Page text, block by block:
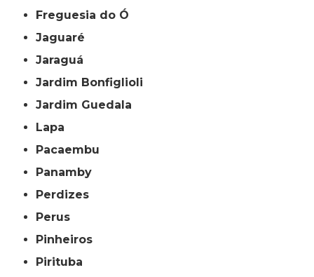
Freguesia do Ó
Jaguaré
Jaraguá
Jardim Bonfiglioli
Jardim Guedala
Lapa
Pacaembu
Panamby
Perdizes
Perus
Pinheiros
Pirituba